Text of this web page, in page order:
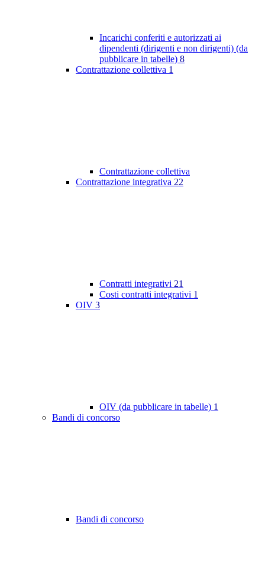
Incarichi conferiti e autorizzati ai
dipendenti (dirigenti e non dirigenti) (da
pubblicare in tabelle) 8
Contrattazione collettiva 1
Contrattazione collettiva
Contrattazione integrativa 22
Contratti integrativi 21
Costi contratti integrativi 1
OIV 3
OIV (da pubblicare in tabelle) 1
Bandi di concorso
Bandi di concorso